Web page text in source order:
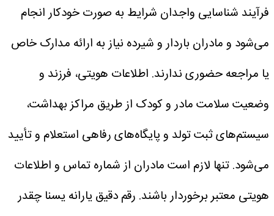
فرآیند شناسایی واجدان شرایط به صورت خودکار انجام
می‌شود و مادران باردار و شیرده نیاز به ارائه مدارک خاص
یا مراجعه حضوری ندارند. اطلاعات هویتی، فرزند و
وضعیت سلامت مادر و کودک از طریق مراکز بهداشت،
سیستم‌های ثبت تولد و پایگاه‌های رفاهی استعلام و تأیید
می‌شود. تنها لازم است مادران از شماره تماس و اطلاعات
هویتی معتبر برخوردار باشند. رقم دقیق یارانه یسنا چقدر